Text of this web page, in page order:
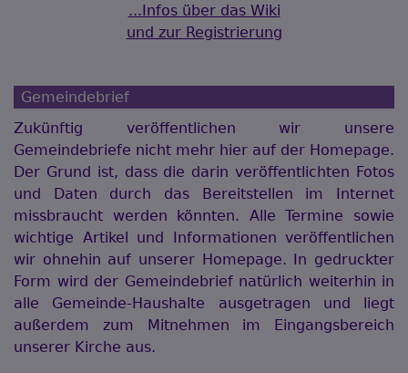
...Infos über das Wiki
und zur Registrierung
Gemeindebrief
Zukünftig veröffentlichen wir unsere
Gemeindebriefe nicht mehr hier auf der Homepage.
Der Grund ist, dass die darin veröffentlichten Fotos
und Daten durch das Bereitstellen im Internet
missbraucht werden könnten. Alle Termine sowie
wichtige Artikel und Informationen veröffentlichen
wir ohnehin auf unserer Homepage. In gedruckter
Form wird der Gemeindebrief natürlich weiterhin in
alle Gemeinde-Haushalte ausgetragen und liegt
außerdem zum Mitnehmen im Eingangsbereich
unserer Kirche aus.